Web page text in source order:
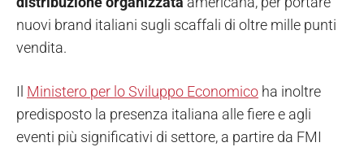
nuovi brand italiani sugli scaffali di oltre mille punti
vendita.
Il Ministero per lo Sviluppo Economico ha inoltre
predisposto la presenza italiana alle fiere e agli
eventi più significativi di settore, a partire da FMI